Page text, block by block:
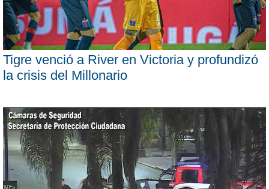
Tigre venció a River en Victoria y profundizó
la crisis del Millonario